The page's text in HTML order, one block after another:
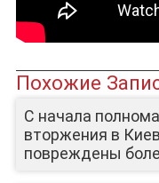
Похожие
С начала
вторжения в
повреждены